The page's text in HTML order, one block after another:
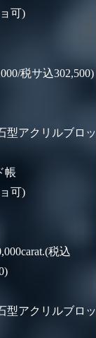
可)
税サ込302,500)
型アクリルブロッ
帳
可)
税込
型アクリルブロッ